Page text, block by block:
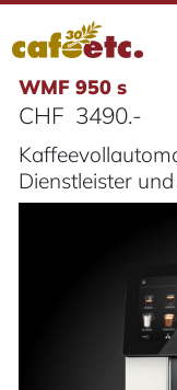
WMF 950 s
3490.-
Dienstleister